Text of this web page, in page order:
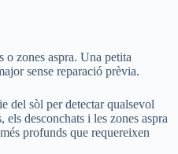
o zones aspra. Una petita
sense reparació prèvia.
del sòl per detectar qualsevol
desconchats i les zones aspra
profunds que requereixen